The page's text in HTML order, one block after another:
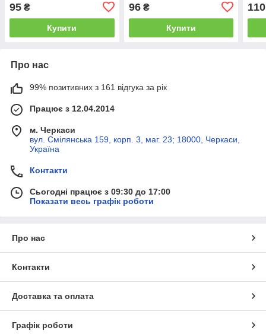
95 ₴
Купити
96₴
Купити
110
Про нас
99% позитивних з 161 відгука за рік
Працює з 12.04.2014
м. Черкаси
вул. Смілянська 159, корп. 3, маг. 23; 18000, Черкаси,
Україна
Контакти
Сьогодні працює з 09:30 до 17:00
Показати весь графік роботи
Про нас
Контакти
Доставка та оплата
Графік роботи